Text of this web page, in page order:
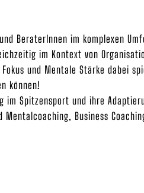
BeraterInnen im komplexen
im Kontext von
und Mentale Stärke dabei
können!
im Spitzensport und ihre
Business